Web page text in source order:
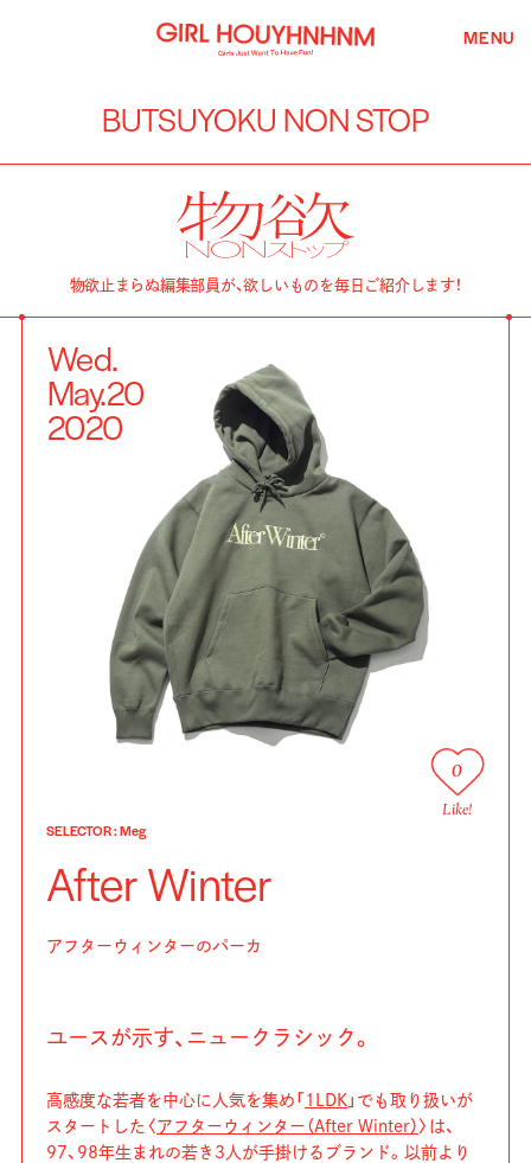
MENU
BUTSUYOKU NON STOP
物欲止まらぬ編集部員が、欲しいものを毎日ご紹介します！
Wed.
May.20
2020
0
Like!
SELECTOR: Meg
After Winter
アフターウィンターのパーカ
ユースが示す、ニュークラシック。
高感度な若者を中心に人気を集め「 1LDK 」でも取り扱いが
スタートした〈 アフターウィンター（After Winter） 〉は、
97、98年生まれの若き3人が手掛けるブランド。以前より